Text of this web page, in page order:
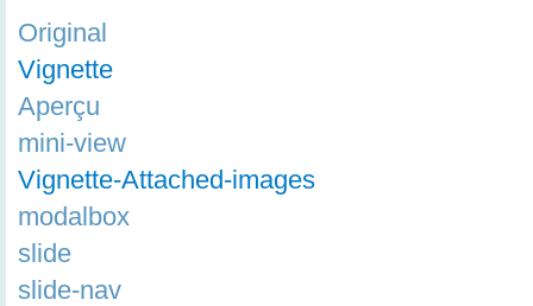
Original
Vignette
Aperçu
mini-view
Vignette-Attached-images
modalbox
slide
slide-nav